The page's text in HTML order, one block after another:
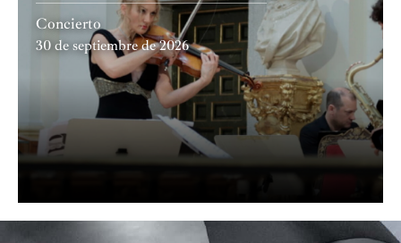
Concierto
30 de septiembre de 2026